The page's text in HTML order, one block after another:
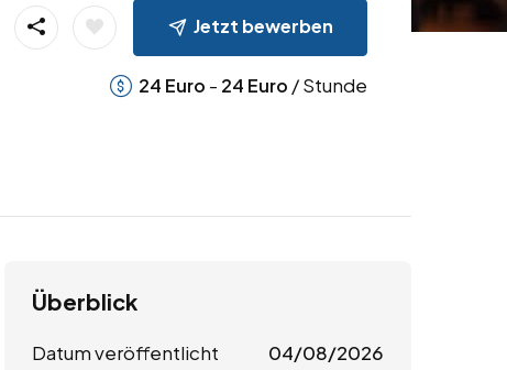
Jetzt bewerben
24 Euro - 24 Euro / Stunde
Überblick
Datum veröffentlicht 04/08/2026